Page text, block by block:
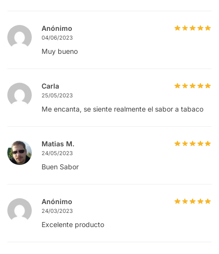
Anónimo
04/06/2023
Muy bueno
Carla
25/05/2023
Me encanta, se siente realmente el sabor a tabaco
Matias M.
24/05/2023
Buen Sabor
Anónimo
24/03/2023
Excelente producto